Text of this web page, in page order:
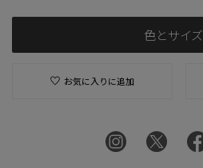
色とサイ
お気に入りに追加